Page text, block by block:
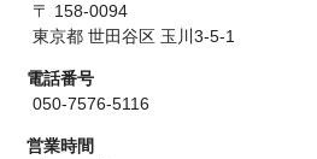
〒 158-0094
東京都 世田谷区 玉川3-5-1
電話番号
050-7576-5116
営業時間